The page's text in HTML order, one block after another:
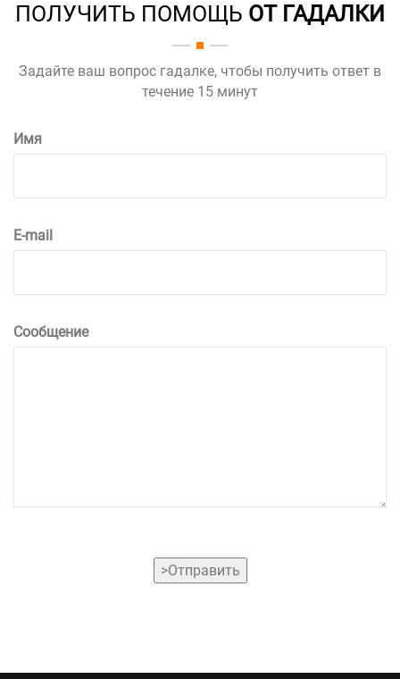
ПОЛУЧИТЬ ПОМОЩЬ ОТ ГАДАЛКИ
Задайте ваш вопрос гадалке, чтобы получить ответ в
течение 15 минут
Имя
E-mail
Сообщение
>Отправить